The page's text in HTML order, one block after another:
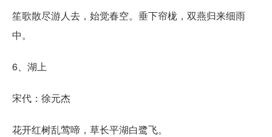
笙歌散尽游人去，始觉春空。垂下帘栊，双燕归来细雨
中。
6、湖上
宋代：徐元杰
花开红树乱莺啼，草长平湖白鹭飞。